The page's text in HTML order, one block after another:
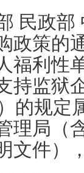
民政部
政策的
福利性
持监狱
）的规
理局（
文件）